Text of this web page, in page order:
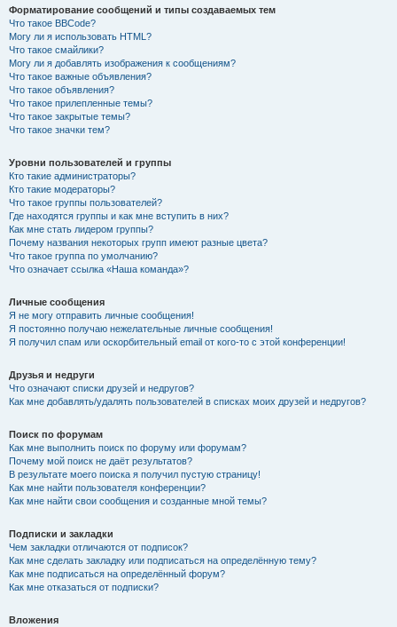
Форматирование сообщений и типы создаваемых тем
Что такое BBCode?
Могу ли я использовать HTML?
Что такое смайлики?
Могу ли я добавлять изображения к сообщениям?
Что такое важные объявления?
Что такое объявления?
Что такое прилепленные темы?
Что такое закрытые темы?
Что такое значки тем?
Уровни пользователей и группы
Кто такие администраторы?
Кто такие модераторы?
Что такое группы пользователей?
Где находятся группы и как мне вступить в них?
Как мне стать лидером группы?
Почему названия некоторых групп имеют разные цвета?
Что такое группа по умолчанию?
Что означает ссылка «Наша команда»?
Личные сообщения
Я не могу отправить личные сообщения!
Я постоянно получаю нежелательные личные сообщения!
Я получил спам или оскорбительный email от кого-то с этой конференции!
Друзья и недруги
Что означают списки друзей и недругов?
Как мне добавлять/удалять пользователей в списках моих друзей и недругов?
Поиск по форумам
Как мне выполнить поиск по форуму или форумам?
Почему мой поиск не даёт результатов?
В результате моего поиска я получил пустую страницу!
Как мне найти пользователя конференции?
Как мне найти свои сообщения и созданные мной темы?
Подписки и закладки
Чем закладки отличаются от подписок?
Как мне сделать закладку или подписаться на определённую тему?
Как мне подписаться на определённый форум?
Как мне отказаться от подписки?
Вложения